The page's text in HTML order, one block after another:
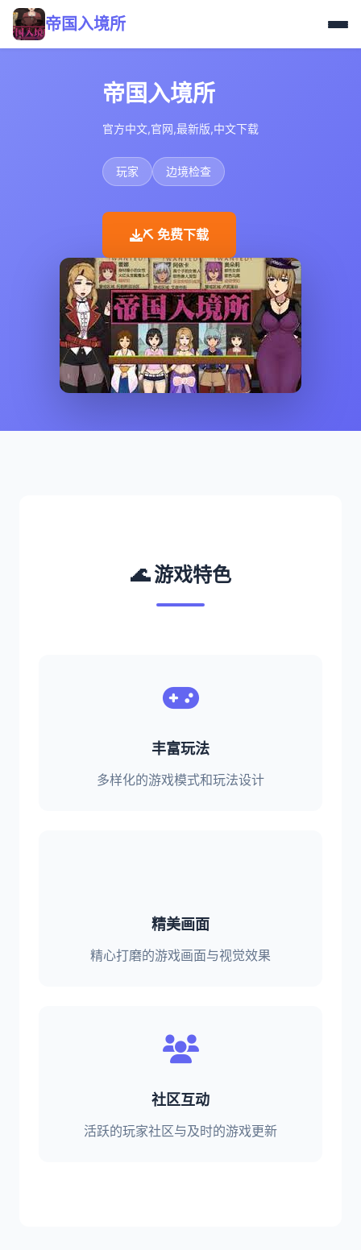
帝国入境所
帝国入境所
官方中文,官网,最新版,中文下载
玩家 边境检查
⛏️ 免费下载
🌊 游戏特色
丰富玩法
多样化的游戏模式和玩法设计
精美画面
精心打磨的游戏画面与视觉效果
社区互动
活跃的玩家社区与及时的游戏更新